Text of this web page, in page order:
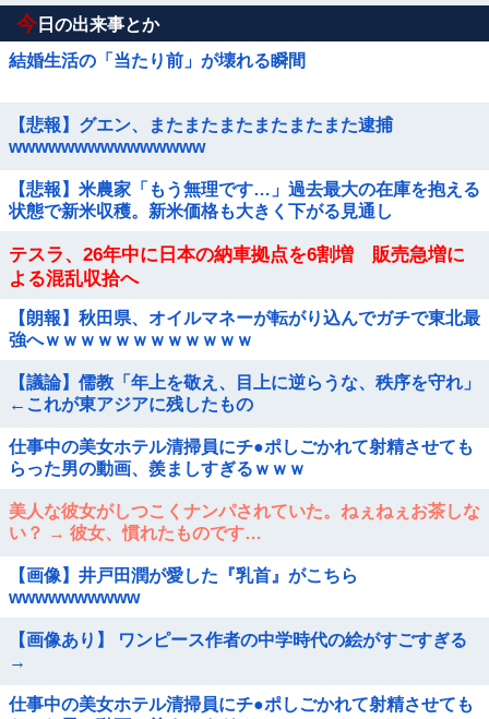
今 日の出来事とか
結婚生活の「当たり前」が壊れる瞬間
【悲報】グエン、またまたまたまたまたまた逮捕
wwwwwwwwwwwwwww
【悲報】米農家「もう無理です…」過去最大の在庫を抱える
状態で新米収穫。新米価格も大きく下がる見通し
テスラ、26年中に日本の納車拠点を6割増 販売急増に
よる混乱収拾へ
【朗報】秋田県、オイルマネーが転がり込んでガチで東北最
強へｗｗｗｗｗｗｗｗｗｗｗｗ
【議論】儒教「年上を敬え、目上に逆らうな、秩序を守れ」
←これが東アジアに残したもの
仕事中の美女ホテル清掃員にチ●ポしごかれて射精させても
らった男の動画、羨ましすぎるｗｗｗ
美人な彼女がしつこくナンパされていた。ねぇねぇお茶しな
い？ → 彼女、慣れたものです…
【画像】井戸田潤が愛した『乳首』がこちら
wwwwwwwwww
【画像あり】 ワンピース作者の中学時代の絵がすごすぎる
→
仕事中の美女ホテル清掃員にチ●ポしごかれて射精させても